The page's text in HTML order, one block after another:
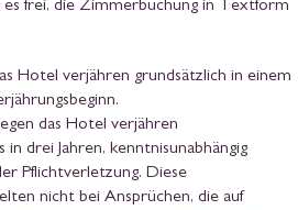
frei, die Zimmerbuchung in Textform
Hotel verjähren grundsätzlich in einem
das Hotel verjähren
in drei Jahren, kenntnisunabhängig
Pflichtverletzung. Diese
nicht bei Ansprüchen, die auf